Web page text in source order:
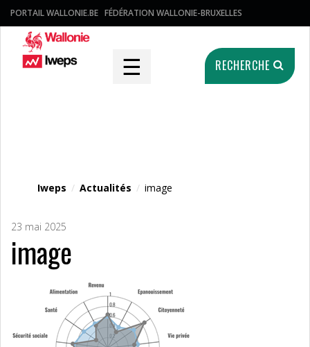
PORTAIL WALLONIE.BE FÉDÉRATION WALLONIE-BRUXELLES
☰ RECHERCHE
Iweps / Actualités / image
23 mai 2025
image